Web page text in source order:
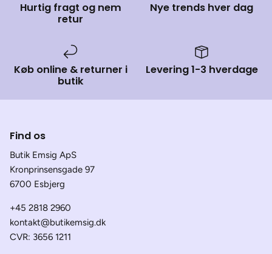
Hurtig fragt og nem
retur
Nye trends hver dag
Køb online & returner i
butik
Levering 1-3 hverdage
Find os
Butik Emsig ApS
Kronprinsensgade 97
6700 Esbjerg
+45 2818 2960
kontakt@butikemsig.dk
CVR: 3656 1211